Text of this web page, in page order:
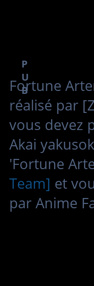
P
U
B
Fortune
réalisé par
vous devez
Akai
'Fortune
Team] et
par Anime